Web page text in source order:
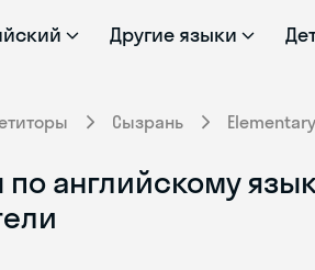
Другие языки
Сызрань Elementary
по английскому